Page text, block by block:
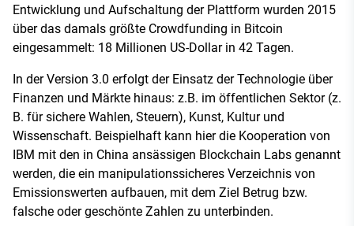
Entwicklung und Aufschaltung der Plattform wurden 2015
über das damals größte Crowdfunding in Bitcoin
eingesammelt: 18 Millionen US-Dollar in 42 Tagen.
In der Version 3.0 erfolgt der Einsatz der Technologie über
Finanzen und Märkte hinaus: z.B. im öffentlichen Sektor (z.
B. für sichere Wahlen, Steuern), Kunst, Kultur und
Wissenschaft. Beispielhaft kann hier die Kooperation von
IBM mit den in China ansässigen Blockchain Labs genannt
werden, die ein manipulationssicheres Verzeichnis von
Emissionswerten aufbauen, mit dem Ziel Betrug bzw.
falsche oder geschönte Zahlen zu unterbinden.